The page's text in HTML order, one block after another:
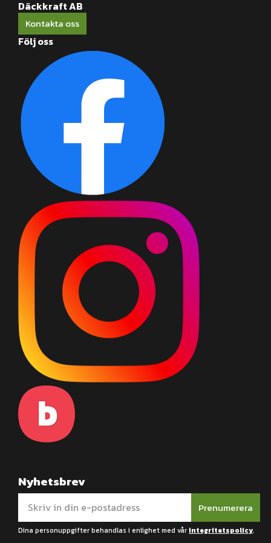
Nyhetsbrev
Prenumerera
Dina personuppgifter behandlas i enlighet med vårintegritetspolicy.
Däckkraft AB
Kontakta oss
Följ oss